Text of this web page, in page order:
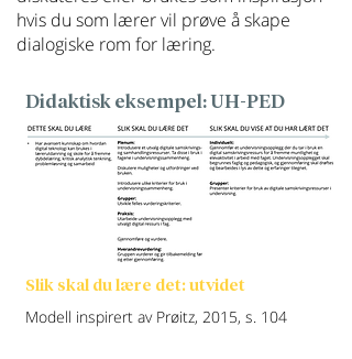
hvis du som lærer vil prøve å skape
dialogiske rom for læring.
Didaktisk eksempel: UH-PED
Slik skal du lære det: utvidet
Modell inspirert av Prøitz, 2015, s. 104